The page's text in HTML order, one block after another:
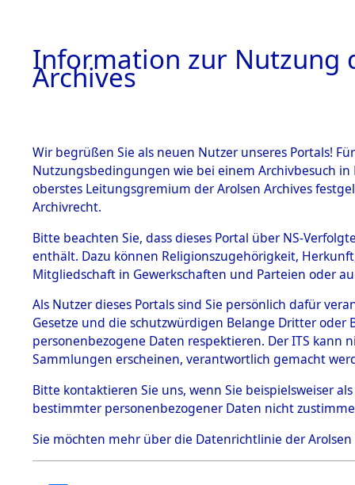
BESTÄNDE
1.
mente
5. Verschiedenes
5.3
Todesmärsche
5.3.1 Alliierte
Erhebungen
zu
Todesmärsch
en
5.3.2
Baden-
Buchen→
Information zur Nutzung
Archives
Wir begrüßen Sie als neuen Nutzer unseres Portals!
Nutzungsbedingungen wie bei einem Archivbesuch
oberstes Leitungsgremium der Arolsen Archives
Archivrecht.
Bitte beachten Sie, dass dieses Portal über NS-
enthält. Dazu können Religionszugehörigkeit,
Mitgliedschaft in Gewerkschaften und Parteien oder
Als Nutzer dieses Portals sind Sie persönlich dafür
Gesetze und die schutzwürdigen Belange Dritter
personenbezogene Daten respektieren. Der ITS
Sammlungen erscheinen, verantwortlich gemacht
Bitte kontaktieren Sie uns, wenn Sie beispielsweiser
bestimmter personenbezogener Daten nicht
Sie möchten mehr über die Datenrichtlinie der Arolsen